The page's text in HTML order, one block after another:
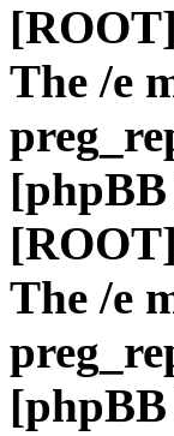
The /e
The /e